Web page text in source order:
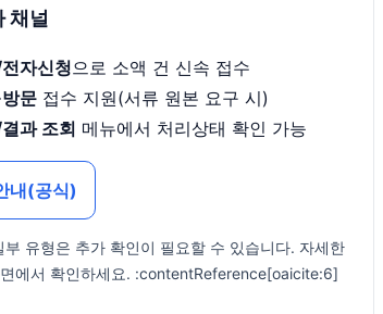
채널
자신청으로 소액 건 신속 접수
방문 접수 지원(서류 원본 요구 시)
과 조회 메뉴에서 처리상태 확인 가능
내(공식)
유형은 추가 확인이 필요할 수 있습니다. 자세한
에서 확인하세요. :contentReference[oaicite:6]